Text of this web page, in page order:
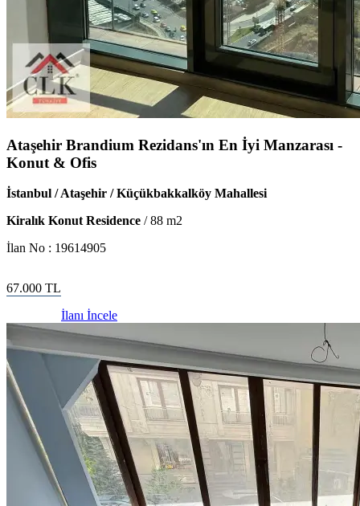
Ataşehir Brandium Rezidans'ın En İyi Manzarası -
Konut & Ofis
İstanbul / Ataşehir / Küçükbakkalköy Mahallesi
Kiralık Konut Residence /88 m2
İlan No : 19614905
67.000 TL
İlanı İncele